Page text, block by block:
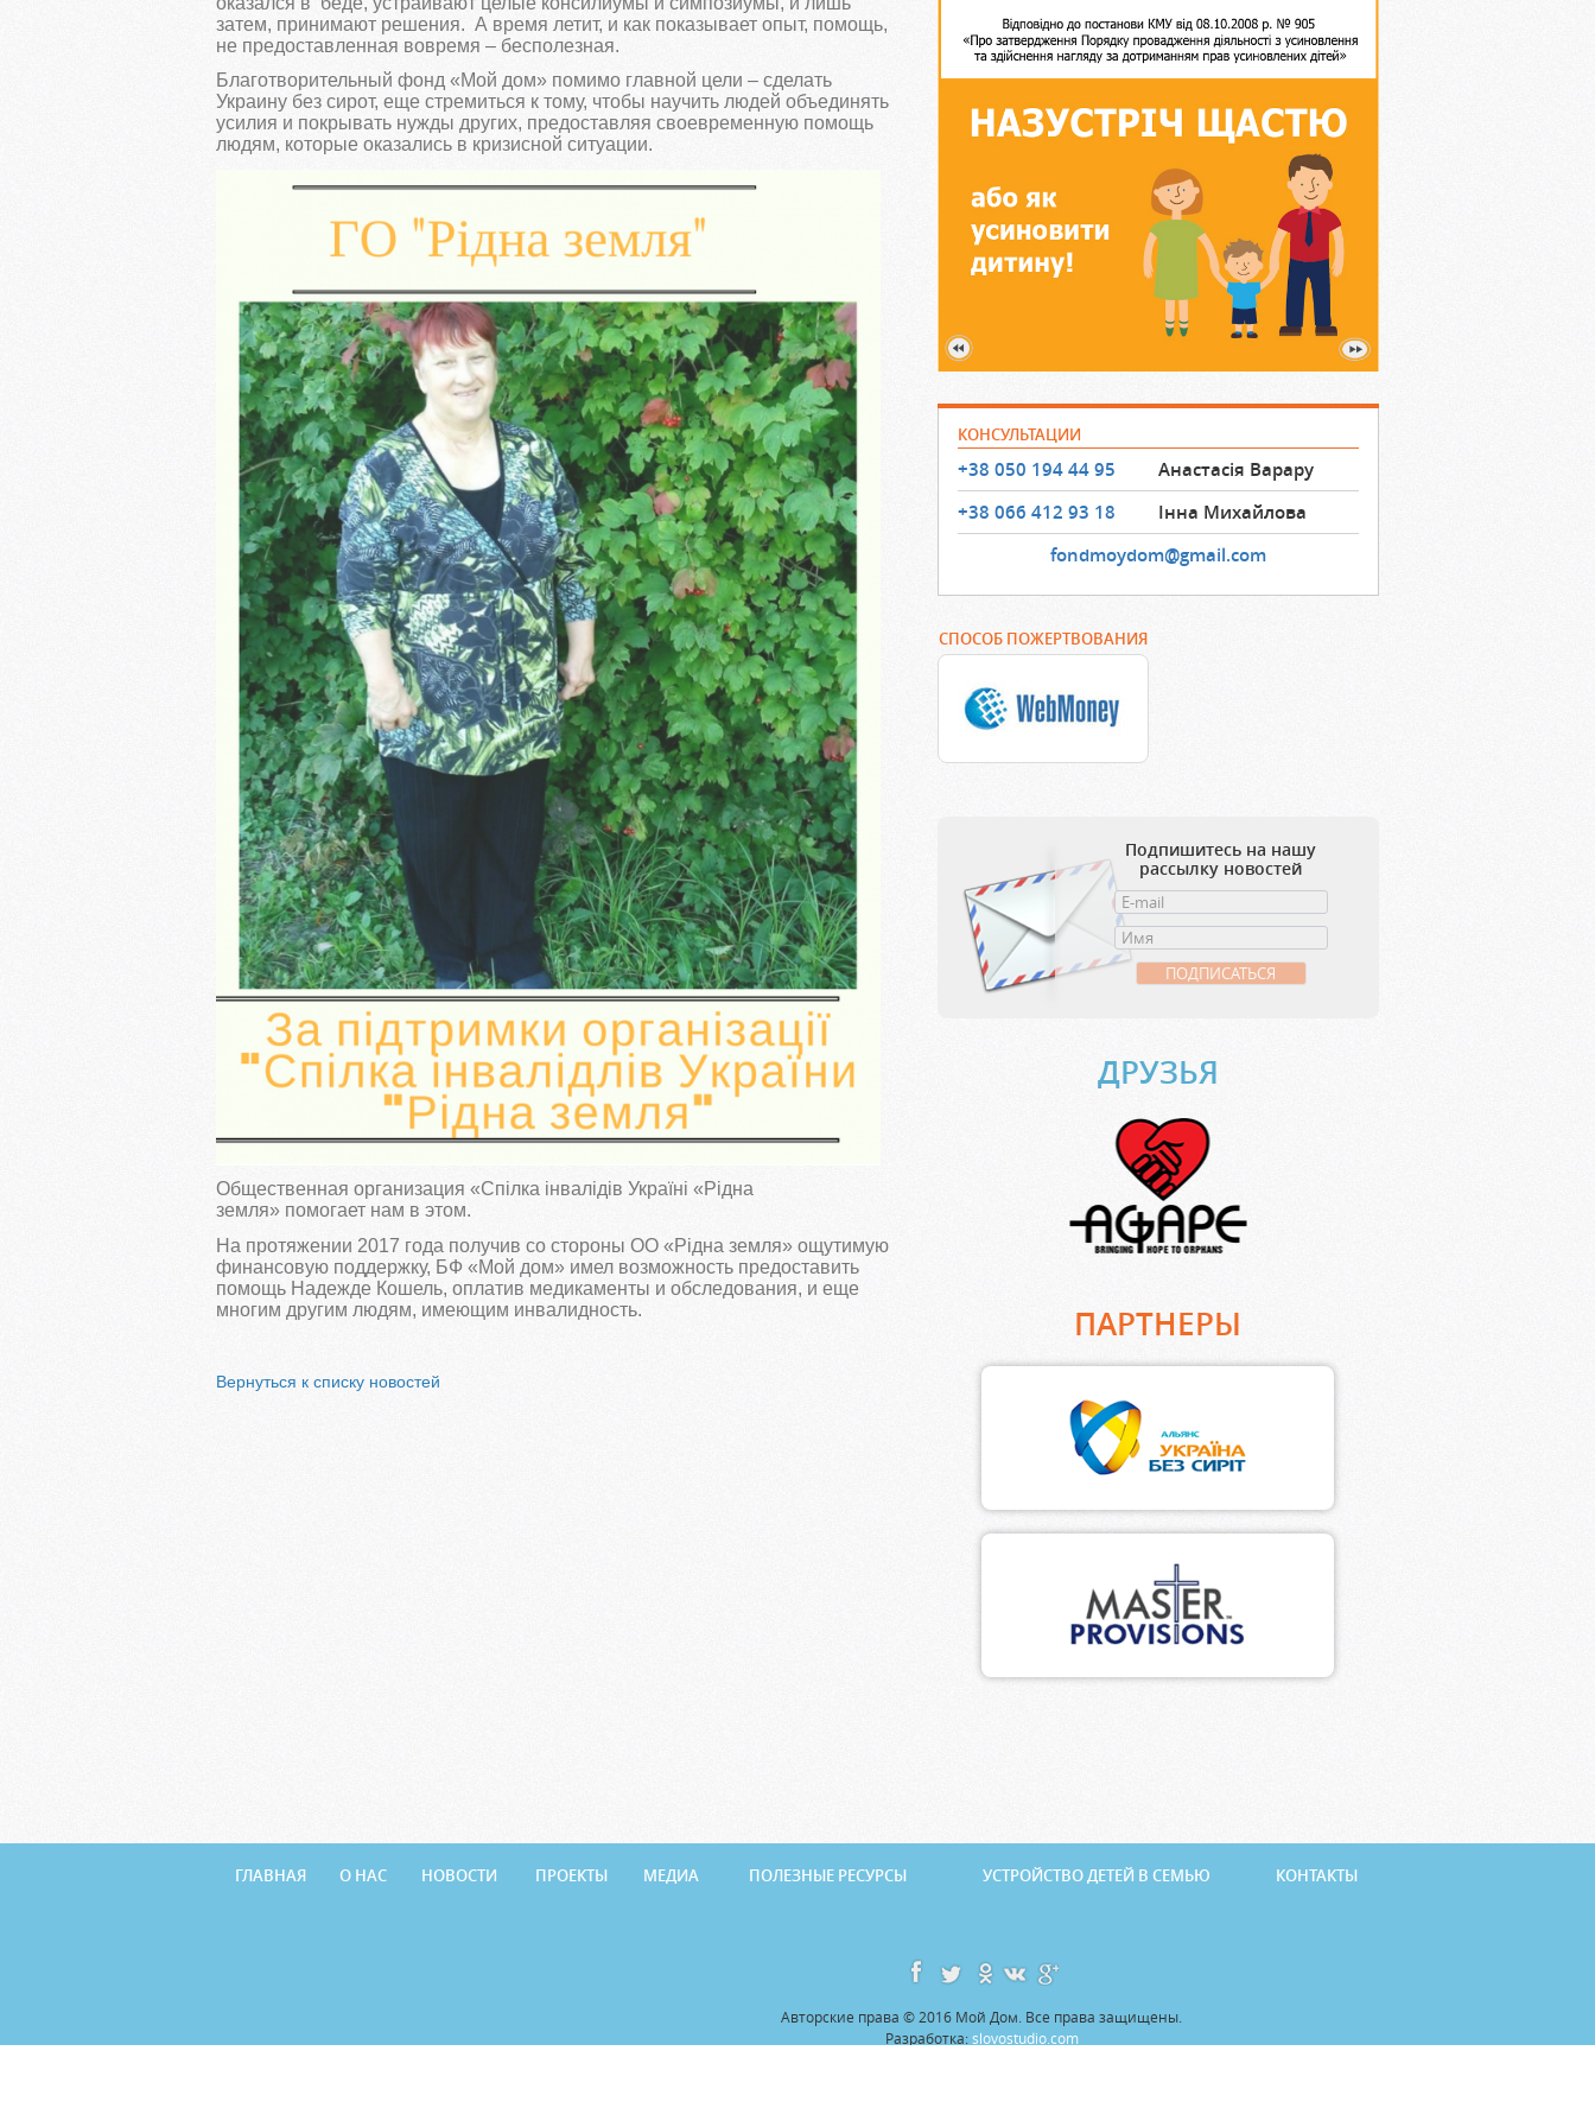
КОНСУЛЬТАЦИИ
+38 050 194 44 95
Анастасія Варару
+38 066 412 93 18
Інна Михайлова
fondmoydom@gmail.com
СПОСОБ ПОЖЕРТВОВАНИЯ
Подпишитесь на нашу
рассылку новостей
ДРУЗЬЯ
ПАРТНЕРЫ
затем, принимают решения. А время летит, и как показывает опыт, помощь,
не предоставленная вовремя – бесполезная.
Благотворительный фонд «Мой дом» помимо главной цели – сделать
Украину без сирот, еще стремиться к тому, чтобы научить людей объединять
усилия и покрывать нужды других, предоставляя своевременную помощь
людям, которые оказались в кризисной ситуации.
Общественная организация «Спілка інвалідів Україні «Рідна
земля» помогает нам в этом.
На протяжении 2017 года получив со стороны ОО «Рідна земля» ощутимую
финансовую поддержку, БФ «Мой дом» имел возможность предоставить
помощь Надежде Кошель, оплатив медикаменты и обследования, и еще
многим другим людям, имеющим инвалидность.
Вернуться к списку новостей
ГЛАВНАЯ О НАС НОВОСТИ ПРОЕКТЫ МЕДИА ПОЛЕЗНЫЕ РЕСУРСЫ УСТРОЙСТВО ДЕТЕЙ В СЕМЬЮ КОНТАКТЫ
Авторские права © 2016 Мой Дом. Все права защищены.
Разработка:slovostudio.com